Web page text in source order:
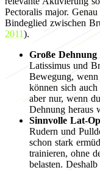
Pectoralis major.
Bindeglied zwischen
2011).
Große
Latissimus und
Bewegung,
können sich
aber nur, wenn
Dehnung heraus
Sinnvolle Lat-
Rudern und
schon stark
trainieren, ohne
belasten.